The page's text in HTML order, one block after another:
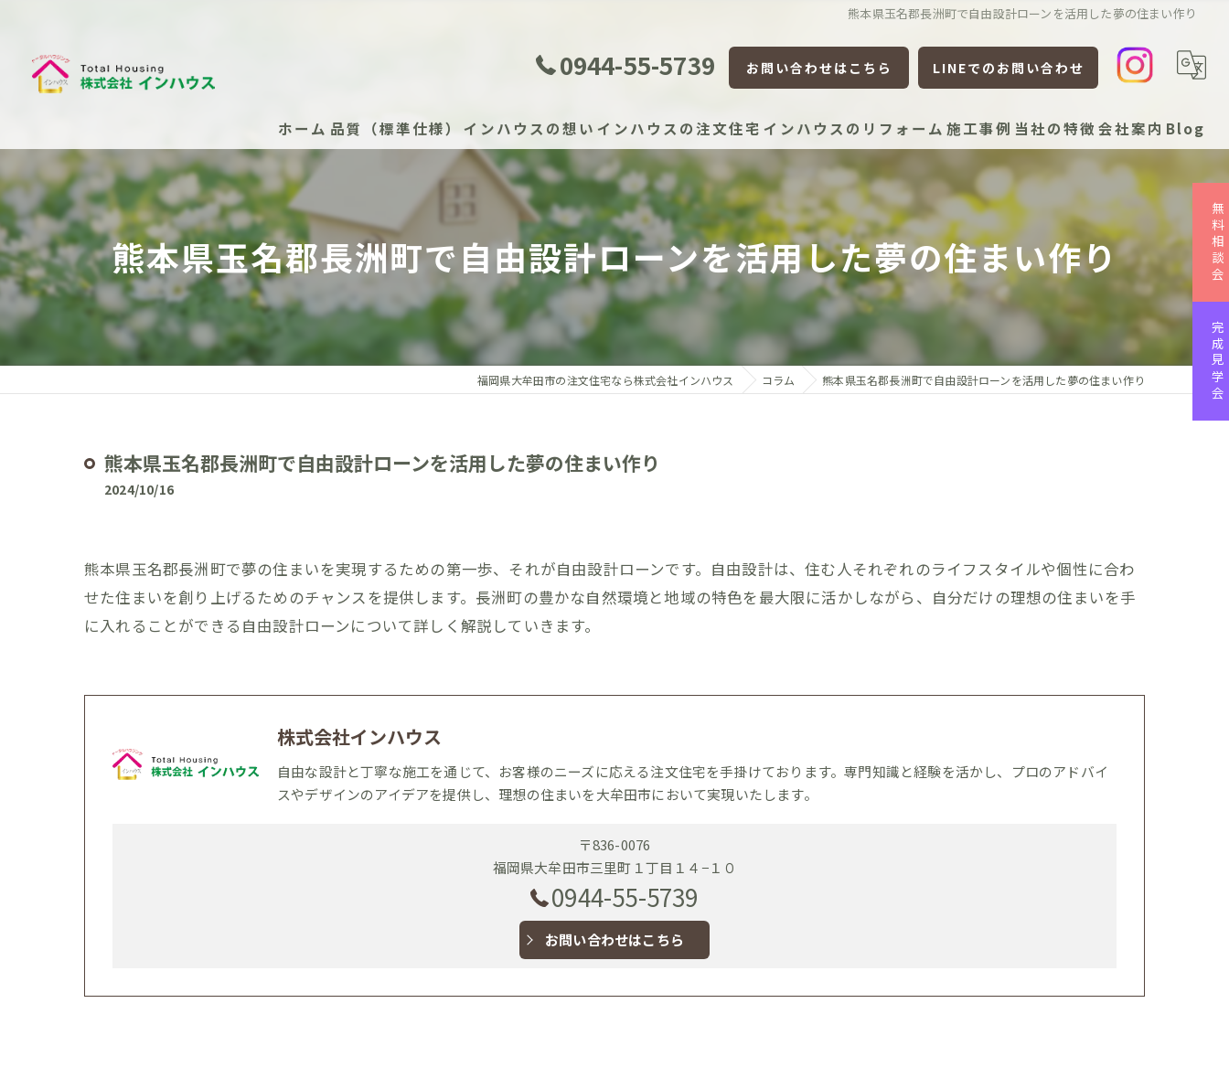
熊本県玉名郡長洲町で自由設計ローンを活用した夢の住まい作り
0944-55-5739 お問い合わせはこちら LINEでのお問い合わせ
ホーム 品質（標準仕様）
安心の保証体制
安心の保証制度
新築住宅かし保険（JIO）
安心の保証（住宅設備）
インハウスの想い インハウスの注文住宅 インハウスのリフォーム 施工事例 当社の特徴
新築
リノベーション
平屋
ローコスト
会社案内 Blog
熊本県玉名郡長洲町で自由設計ローンを活用した夢の住まい作り
福岡県大牟田市の注文住宅なら株式会社インハウス コラム 熊本県玉名郡長洲町で自由設計ローンを活用した夢の住まい作り
熊本県玉名郡長洲町で自由設計ローンを活用した夢の住まい作り
2024/10/16
熊本県玉名郡長洲町で夢の住まいを実現するための第一歩、それが自由設計ローンです。自由設計は、住む人それぞれのライフスタイルや個性に合わ
せた住まいを創り上げるためのチャンスを提供します。長洲町の豊かな自然環境と地域の特色を最大限に活かしながら、自分だけの理想の住まいを手
に入れることができる自由設計ローンについて詳しく解説していきます。
株式会社インハウス
自由な設計と丁寧な施工を通じて、お客様のニーズに応える注文住宅を手掛けております。専門知識と経験を活かし、プロのアドバイ
スやデザインのアイデアを提供し、理想の住まいを大牟田市において実現いたします。
〒836-0076
福岡県大牟田市三里町１丁目１４−１０
0944-55-5739
お問い合わせはこちら
無料相談会
完成見学会